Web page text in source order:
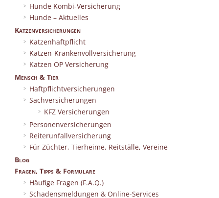
Hunde Kombi-Versicherung
Hunde – Aktuelles
Katzenversicherungen
Katzenhaftpflicht
Katzen-Krankenvollversicherung
Katzen OP Versicherung
Mensch & Tier
Haftpflichtversicherungen
Sachversicherungen
KFZ Versicherungen
Personenversicherungen
Reiterunfallversicherung
Für Züchter, Tierheime, Reitställe, Vereine
Blog
Fragen, Tipps & Formulare
Häufige Fragen (F.A.Q.)
Schadensmeldungen & Online-Services